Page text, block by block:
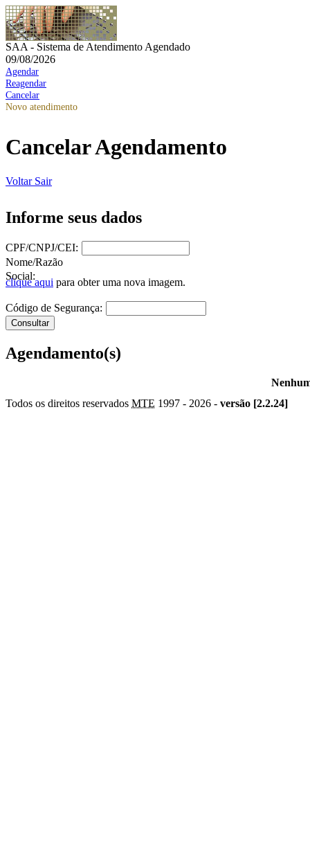
SAA - Sistema de Atendimento Agendado
09/08/2026
Agendar
Reagendar
Cancelar
Novo atendimento
Cancelar Agendamento
Voltar Sair
Informe seus dados
CPF/CNPJ/CEI:
Nome/Razão
Social:
clique aqui para obter uma nova imagem.
Código de Segurança:
Agendamento(s)
Todos os direitos reservados MTE 1997 - 2026 - versão [2.2.24]